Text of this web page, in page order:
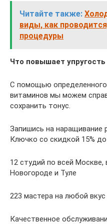
Читайте также:
виды, как
процедуры
Что повышает
С помощью
витаминов мы можем
сохранить тонус.
Запишись на наращивание
Ключко со скидкой 15% до
12 студий по всей
Новогороде и Туле
223 мастера на любой вкус
Качественное